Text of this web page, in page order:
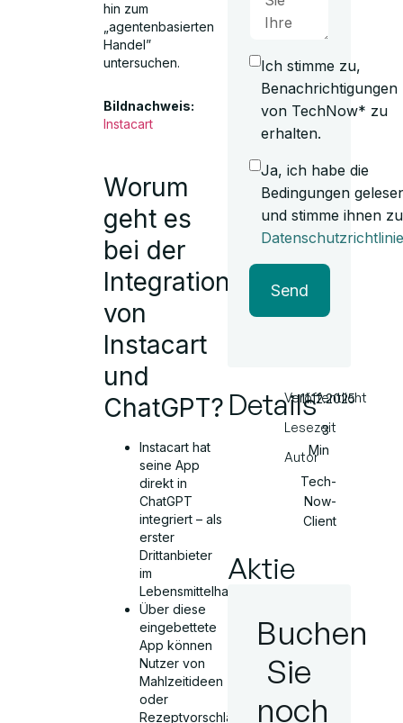
hin zum
„agentenbasierten
Handel”
untersuchen.
Bildnachweis:
Instacart
Worum
geht es
bei der
Integration
von
Instacart
und
ChatGPT?
Instacart hat
seine App
direkt in
ChatGPT
integriert – als
erster
Drittanbieter
im
Lebensmittelhandel.
Über diese
eingebettete
App können
Nutzer von
Mahlzeitideen
oder
Rezeptvorschlägen
Ich stimme zu,
Benachrichtigungen
von TechNow* zu
erhalten.
Ja, ich habe die
Bedingungen
und stimme ihnen
Datenschutzrichtlinie
Send
DetailsVeröffentlicht
Lesezeit
Autor
11.12.2025
3
Min
Tech-
Now-
Client
Aktie
Buchen
Sie
noch